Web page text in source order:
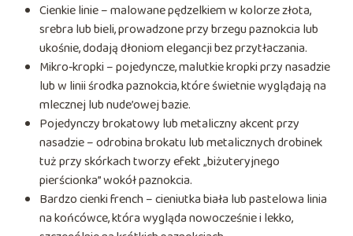
Cienkie linie – malowane pędzelkiem w kolorze złota,
srebra lub bieli, prowadzone przy brzegu paznokcia lub
ukośnie, dodają dłoniom elegancji bez przytłaczania.
Mikro‑kropki – pojedyncze, malutkie kropki przy nasadzie
lub w linii środka paznokcia, które świetnie wyglądają na
mlecznej lub nude’owej bazie.
Pojedynczy brokatowy lub metaliczny akcent przy
nasadzie – odrobina brokatu lub metalicznych drobinek
tuż przy skórkach tworzy efekt „biżuteryjnego
pierścionka” wokół paznokcia.
Bardzo cienki french – cieniutka biała lub pastelowa linia
na końcówce, która wygląda nowocześnie i lekko,